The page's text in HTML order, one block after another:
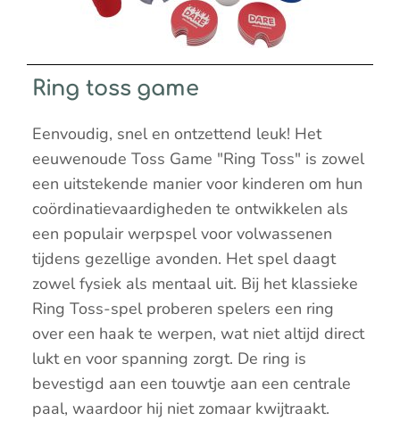
Ring toss game
Eenvoudig, snel en ontzettend leuk! Het
eeuwenoude Toss Game "Ring Toss" is zowel
een uitstekende manier voor kinderen om hun
coördinatievaardigheden te ontwikkelen als
een populair werpspel voor volwassenen
tijdens gezellige avonden. Het spel daagt
zowel fysiek als mentaal uit. Bij het klassieke
Ring Toss-spel proberen spelers een ring
over een haak te werpen, wat niet altijd direct
lukt en voor spanning zorgt. De ring is
bevestigd aan een touwtje aan een centrale
paal, waardoor hij niet zomaar kwijtraakt.